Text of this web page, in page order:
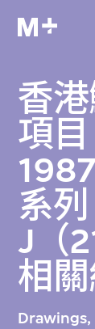
香
項
系
J（
相
Drawings,